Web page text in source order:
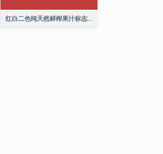
红白二色纯天然鲜榨果汁标志